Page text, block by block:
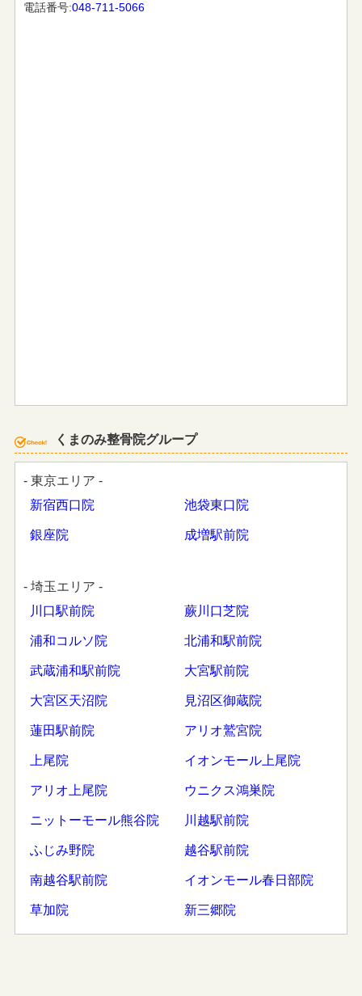
電話番号:048-711-5066
くまのみ整骨院グループ
- 東京エリア -
新宿西口院
池袋東口院
銀座院 成増駅前院
- 埼玉エリア -
川口駅前院
蕨川口芝院
浦和コルソ院 北浦和駅前院
武蔵浦和駅前院 大宮駅前院
大宮区天沼院 見沼区御蔵院
蓮田駅前院 アリオ鷲宮院
上尾院 イオンモール上尾院
アリオ上尾院 ウニクス鴻巣院
ニットーモール熊谷院 川越駅前院
ふじみ野院 越谷駅前院
南越谷駅前院 イオンモール春日部院
草加院 新三郷院